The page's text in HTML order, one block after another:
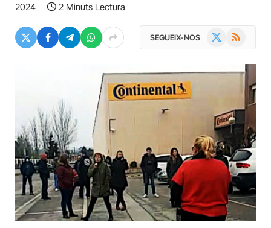
2024
2 Minuts Lectura
SEGUEIX-NOS RSS